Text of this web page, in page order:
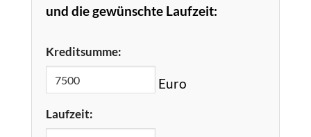
und die gewünschte Laufzeit:
Kreditsumme:
Euro
Laufzeit: